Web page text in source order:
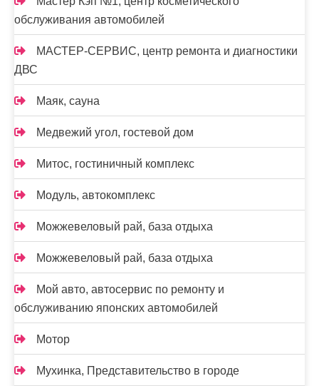
обслуживания автомобилей
МАСТЕР-СЕРВИС, центр ремонта и диагностики
ДВС
Маяк, сауна
Медвежий угол, гостевой дом
Митос, гостиничный комплекс
Модуль, автокомплекс
Можжевеловый рай, база отдыха
Можжевеловый рай, база отдыха
Мой авто, автосервис по ремонту и
обслуживанию японских автомобилей
Мотор
Мухинка, Представительство в городе